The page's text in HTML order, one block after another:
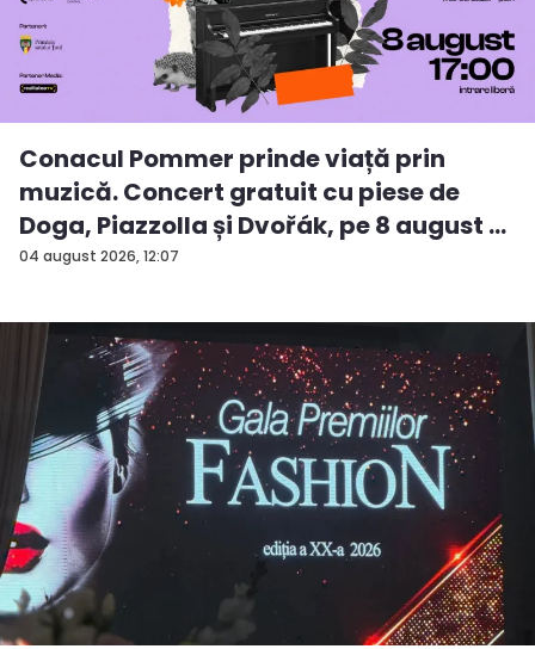
04 august 2026, 12:07
Conacul Pommer prinde viață prin
muzică. Concert gratuit cu piese de
Doga, Piazzolla și Dvořák, pe 8 august ...